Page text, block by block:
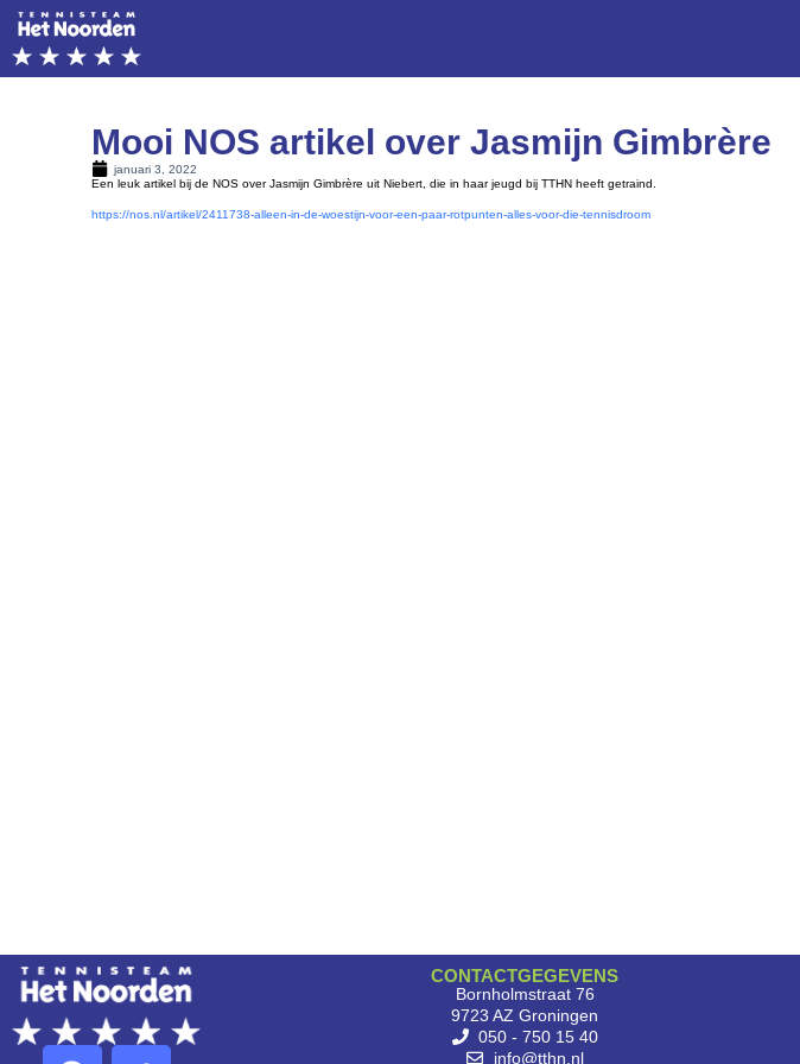
Mooi NOS artikel over Jasmijn Gimbrère
januari 3, 2022
Een leuk artikel bij de NOS over Jasmijn Gimbrère uit Niebert, die in haar jeugd bij TTHN heeft getraind.
https://nos.nl/artikel/2411738-alleen-in-de-woestijn-voor-een-paar-rotpunten-alles-voor-die-tennisdroom
CONTACTGEGEVENS
Bornholmstraat 76
9723 AZ Groningen
050 - 750 15 40
info@tthn.nl